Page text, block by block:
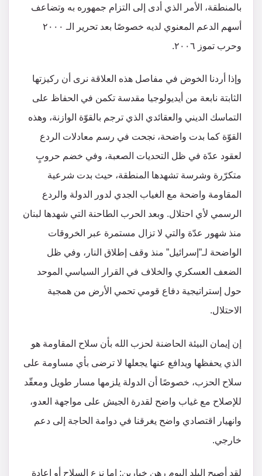
بالمنطقة، الأمر الذي أدى إلى التزام جمهوره به وتضاعف
أسهم الدعم المعنوي لديه خصوصًا بعد تحرير الـ ٢٠٠٠
وحرب تموز ٢٠٠٦.
وإذا أردنا الخوض في مفاصل هذه العلاقة نرى أن ركيزتها
الثابتة نابعة من أيديولوجيا مقدسة تكمن في الحفاظ على
التماسك الديني والعقائدي الذي ترجم بالقوّة الوازنة، وهذه
القوّة كما بدت واضحة، نجحت في رسم معادلات الردع
لعقود عدّة في ظل التحديات الصعبة، وفي خضم حروبٍ
متكرّرة وشرسة تشهدها المنطقة، حيث بدت شرعية
المقاومة واضحة مع الغياب الجدي لدور الدولة والردع
الرسمي لأي احتلال. وبعد الحرب الطاحنة التي شهدها لبنان
منذ شهور عدّة والتي لا تزال مستمرة عبر الخروقات
الواضحة لـ”إسرائيل” منذ وقف إطلاق النار، وفي ظل
الضعف العسكري والخلاف في القرار السياسي الموحد
حول إستراتيجية دفاع قومي تحمي الأرض من همجية
الاحتلال.
إن إيمان البيئة الحاضنة لحزب الله بأن سلاح المقاومة هو
الذي يحفظها ويدافع عنها يجعلها لا ترضى بأي مساومة على
سلاح الحزب، خصوصًا أن الدولة يلزمها مسار طويل ومعقّد
للإصلاح مع غياب واضح لقدرة الجيش على مواجهة العدو،
وانهيار اقتصادي واضح يغرقنا في دوامة الحاجة إلى دعم
خارجي.
لقد أصبح البلد اليوم رهن خيارين: إما نزع السلاح أو إعادة